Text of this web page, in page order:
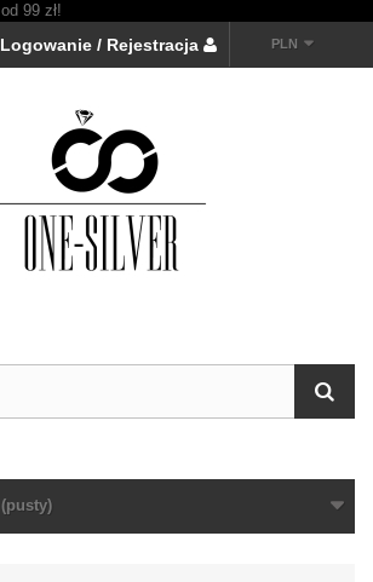
PLN
Logowanie / Rejestracja
(pusty)